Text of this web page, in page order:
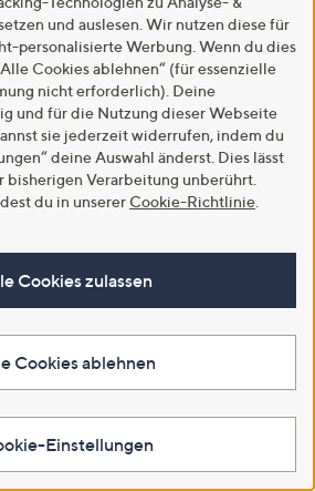
STEFFEN SCHRAUT Shirt, 1/2-
5
Weitere Farben verfügbar
und auslesen. Wir nutzen diese für
personalisierte Werbung. Wenn du dies
Cookies ablehnen“ (für essenzielle
nicht erforderlich). Deine
und für die Nutzung dieser Webseite
sie jederzeit widerrufen, indem du
deine Auswahl änderst. Dies lässt
Verarbeitung unberührt.
du in unserer Cookie-Richtlinie
Cookies zulassen
Cookies ablehnen
Einstellungen